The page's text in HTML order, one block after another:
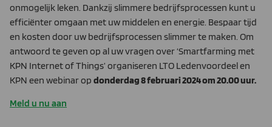
onmogelijk leken. Dankzij slimmere bedrijfsprocessen kunt u
efficiënter omgaan met uw middelen en energie. Bespaar tijd
en kosten door uw bedrijfsprocessen slimmer te maken. Om
antwoord te geven op al uw vragen over ‘Smartfarming met
KPN Internet of Things’ organiseren LTO Ledenvoordeel en
KPN een webinar op donderdag 8 februari 2024 om 20.00 uur.
Meld u nu aan